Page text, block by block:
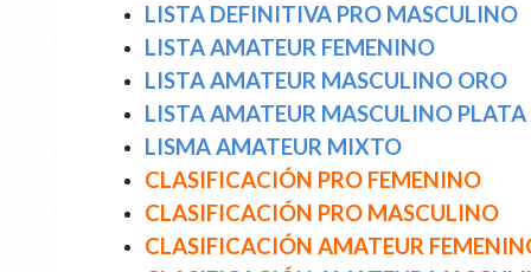
LISTA DEFINITIVA PRO MASCULINO
LISTA AMATEUR FEMENINO
LISTA AMATEUR MASCULINO ORO
LISTA AMATEUR MASCULINO PLATA
LISMA AMATEUR MIXTO
CLASIFICACIÓN PRO FEMENINO
CLASIFICACIÓN PRO MASCULINO
CLASIFICACIÓN AMATEUR